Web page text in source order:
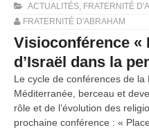
ACTUALITÉS, FRATERNITÉ
FRATERNITÉ D'ABRAHAM
Visioconférence «
d’Israël dans la
Le cycle de conférences de la
Méditerranée, berceau et
rôle et de l’évolution des
prochaine conférence : «